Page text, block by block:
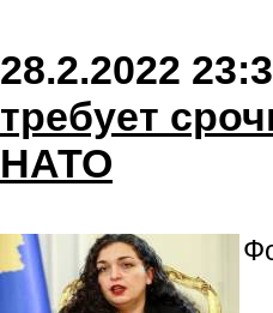
28.2.2022
требует
НАТО